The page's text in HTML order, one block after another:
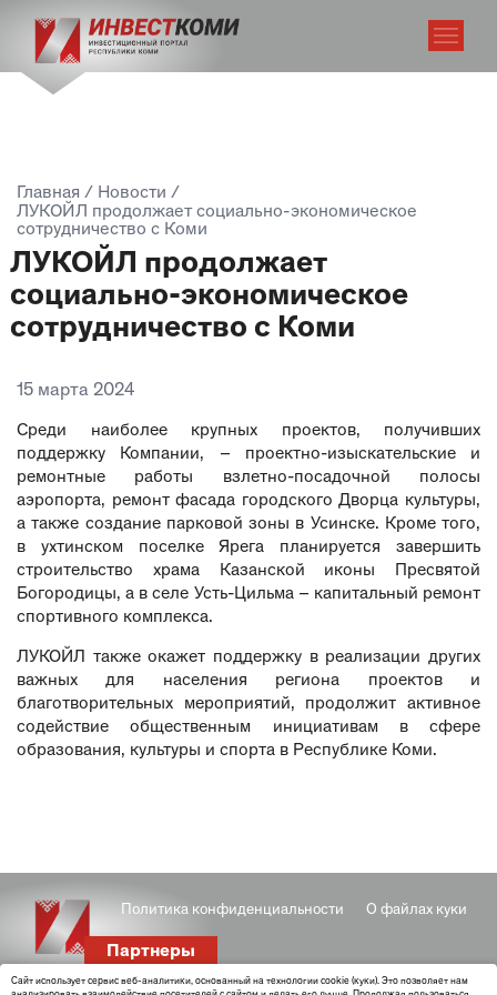
Главная / Новости /
ЛУКОЙЛ продолжает социально-экономическое
сотрудничество с Коми
ЛУКОЙЛ продолжает
социально-экономическое
сотрудничество с Коми
15 марта 2024
Среди наиболее крупных проектов, получивших
поддержку Компании, – проектно-изыскательские и
ремонтные работы взлетно-посадочной полосы
аэропорта, ремонт фасада городского Дворца культуры,
а также создание парковой зоны в Усинске. Кроме того,
в ухтинском поселке Ярега планируется завершить
строительство храма Казанской иконы Пресвятой
Богородицы, а в селе Усть-Цильма – капитальный ремонт
спортивного комплекса.
ЛУКОЙЛ также окажет поддержку в реализации других
важных для населения региона проектов и
благотворительных мероприятий, продолжит активное
содействие общественным инициативам в сфере
образования, культуры и спорта в Республике Коми.
Политика конфиденциальности О файлах куки
Партнеры
Cайт использует сервис веб-аналитики, основанный на технологии cookie (куки). Это позволяет нам